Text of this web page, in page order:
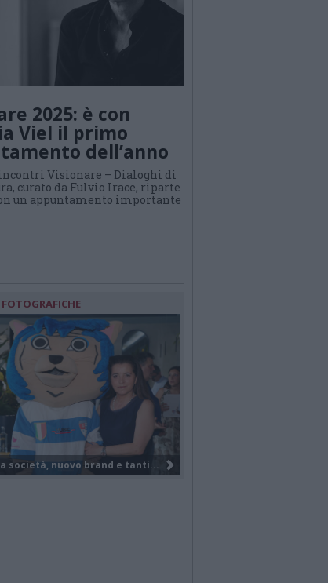
2025: è con
Viel il primo
dell’anno
Visionare – Dialoghi di
curato da Fulvio Irace, riparte
un appuntamento importante
FOTOGRAFICHE
Elite di VareseBasketball...